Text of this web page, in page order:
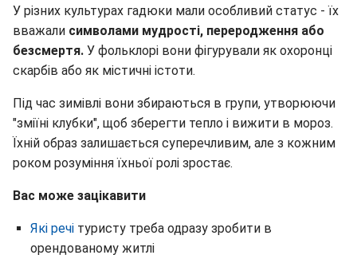
У різних культурах гадюки мали особливий статус - їх
вважали символами мудрості, переродження або
безсмертя. У фольклорі вони фігурували як охоронці
скарбів або як містичні істоти.
Під час зимівлі вони збираються в групи, утворюючи
"зміїні клубки", щоб зберегти тепло і вижити в мороз.
Їхній образ залишається суперечливим, але з кожним
роком розуміння їхньої ролі зростає.
Вас може зацікавити
Які речі туристу треба одразу зробити в
орендованому житлі